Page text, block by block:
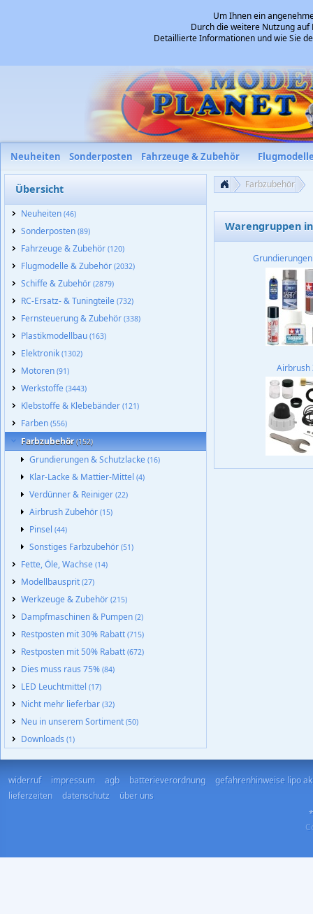
Neuheiten Sonderposten Fahrzeuge & Zubehör
Übersicht
Neuheiten (46)
Sonderposten (89)
Fahrzeuge & Zubehör (120)
Flugmodelle & Zubehör (2032)
Schiffe & Zubehör (2879)
RC-Ersatz- & Tuningteile (732)
Fernsteuerung & Zubehör (338)
Plastikmodellbau (163)
Elektronik (1302)
Motoren (91)
Werkstoffe (3443)
Klebstoffe & Klebebänder (121)
Farben (556)
Farbzubehör(152)
Grundierungen & Schutzlacke (16)
Klar-Lacke & Mattier-Mittel (4)
Verdünner & Reiniger (22)
Airbrush Zubehör (15)
Pinsel (44)
Sonstiges Farbzubehör (51)
Fette, Öle, Wachse (14)
Modellbausprit (27)
Werkzeuge & Zubehör (215)
Dampfmaschinen & Pumpen (2)
Restposten mit 30% Rabatt (715)
Restposten mit 50% Rabatt (672)
Dies muss raus 75% (84)
LED Leuchtmittel (17)
Nicht mehr lieferbar (32)
Neu in unserem Sortiment (50)
Downloads (1)
Um Ihnen ein
Durch die weitere Nutzung
Detaillierte Informationen und wie Sie
Farbzubehör
Warengruppen
widerruf impressum agb batterieverordnung
gefahrenhinweise lipo
lieferzeiten
datenschutz
über uns